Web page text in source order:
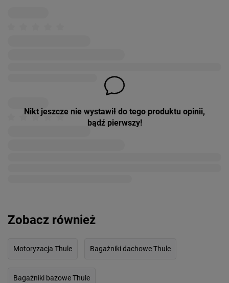
Nikt jeszcze nie wystawił do tego produktu opinii,
bądź pierwszy!
Zobacz również
Motoryzacja Thule Bagażniki dachowe Thule
Bagażniki bazowe Thule